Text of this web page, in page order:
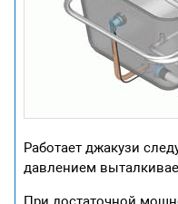
Работает джакузи
давлением